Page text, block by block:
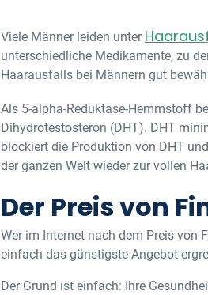
Viele Männer leiden unter
unterschiedliche Medikamente, zu
Haarausfalls bei Männern gut
Als 5-alpha-Reduktase-Hemmstoff
Dihydrotestosteron (DHT). DHT
blockiert die Produktion von DHT
der ganzen Welt wieder zur vollen
Der Preis von
Wer im Internet nach dem Preis von
einfach das günstigste Angebot
Der Grund ist einfach: Ihre